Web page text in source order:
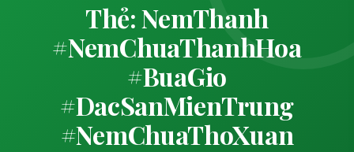
Thẻ: NemThanh
#NemChuaThanhHoa
#BuaGio
#DacSanMienTrung
#NemChuaThoXuan